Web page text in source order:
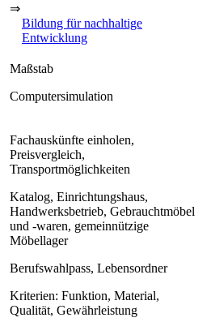
⇒
Bildung für nachhaltige
Entwicklung
Maßstab
Computersimulation
Fachauskünfte einholen,
Preisvergleich,
Transportmöglichkeiten
Katalog, Einrichtungshaus,
Handwerksbetrieb, Gebrauchtmöbel
und -waren, gemeinnützige
Möbellager
Berufswahlpass, Lebensordner
Kriterien: Funktion, Material,
Qualität, Gewährleistung